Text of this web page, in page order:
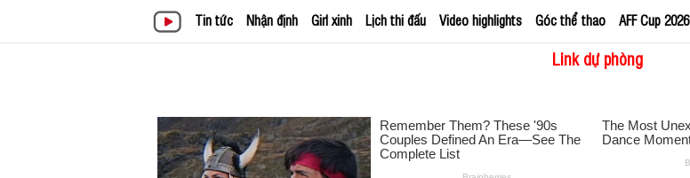
Tin tức Nhận định Girl xinh Lịch thi đấu Video highlights Góc thể thao AFF Cup 2026
Link dự phòng